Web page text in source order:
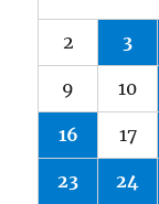
2 3
9 10
16 17
23 24